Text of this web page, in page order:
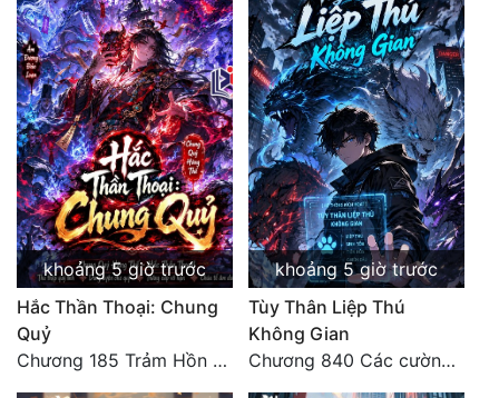
Phong Thủy - Tâm Linh
Phương Tây
Phản Phái
Quan Trường
Quân Sự
Sảng Văn
Thanh Xuân
khoảng 5 giờ trước
Hắc Thần Thoại: Chung
Quỷ
Chương 185 Trảm Hồn Đao Cơ Trương Ngưng Dao
khoảng 5 giờ trước
Tùy Thân Liệp Thú
Không Gian
Chương 840 Các cường giả Hằng Tinh cấp khác đâu?